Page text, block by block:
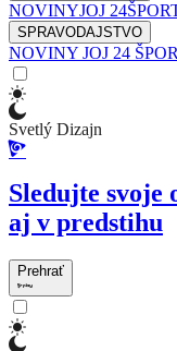
NOVINYJOJ 24
SPRAVODAJSTVO
NOVINY JOJ 24
Svetlý Dizajn
Sledujte svoje
aj v predstihu
Prehrať